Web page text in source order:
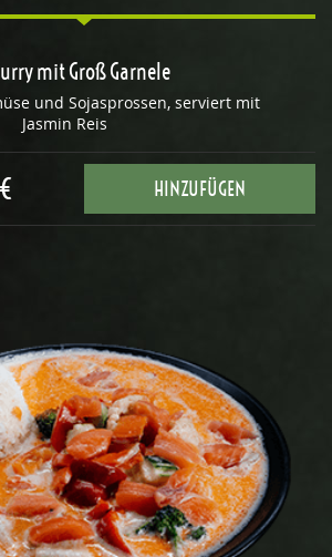
mit Groß Garnele
und Sojasprossen, serviert mit
Jasmin Reis
HINZUFÜGEN